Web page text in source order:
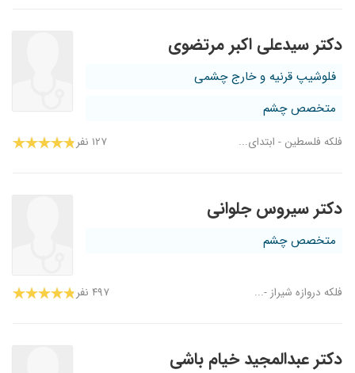
دکتر سیدعلی اکبر مرتضوی
فلوشیپ قرنیه و خارج چشمی
متخصص چشم
فلکه فلسطین - ابتدای... ۱۲۷ نفر
دکتر سیروس جلوانی
متخصص چشم
فلکه دروازه شیراز -... ۴۹۷ نفر
دکتر عبدالمجید خیام باشی